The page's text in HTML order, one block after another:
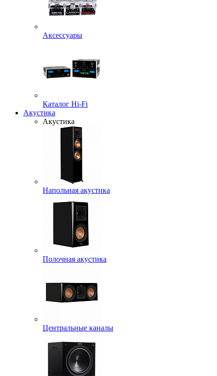
Аксессуары
Каталог Hi-Fi
Акустика
Акустика
Напольная акустика
Полочная акустика
Центральные каналы